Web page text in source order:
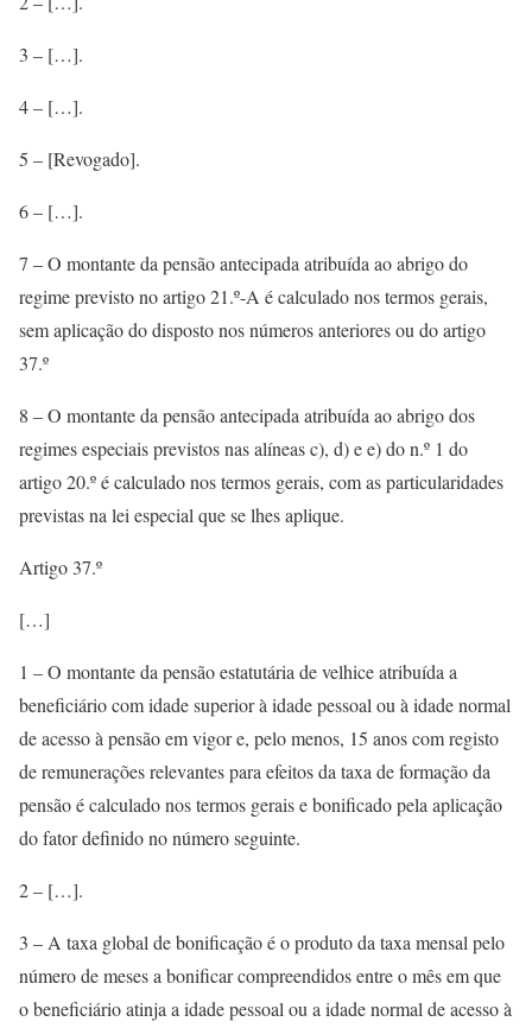
3 – […].
4 – […].
5 – [Revogado].
6 – […].
7 – O montante da pensão antecipada atribuída ao abrigo do
regime previsto no artigo 21.º-A é calculado nos termos gerais,
sem aplicação do disposto nos números anteriores ou do artigo
37.º
8 – O montante da pensão antecipada atribuída ao abrigo dos
regimes especiais previstos nas alíneas c), d) e e) do n.º 1 do
artigo 20.º é calculado nos termos gerais, com as particularidades
previstas na lei especial que se lhes aplique.
Artigo 37.º
[…]
1 – O montante da pensão estatutária de velhice atribuída a
beneficiário com idade superior à idade pessoal ou à idade normal
de acesso à pensão em vigor e, pelo menos, 15 anos com registo
de remunerações relevantes para efeitos da taxa de formação da
pensão é calculado nos termos gerais e bonificado pela aplicação
do fator definido no número seguinte.
2 – […].
3 – A taxa global de bonificação é o produto da taxa mensal pelo
número de meses a bonificar compreendidos entre o mês em que
o beneficiário atinja a idade pessoal ou a idade normal de acesso à